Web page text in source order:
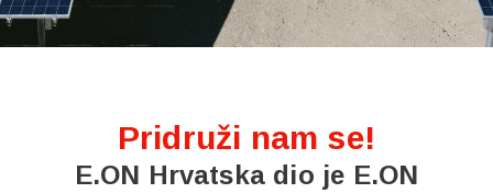
Pridruži nam se!
E.ON Hrvatska dio je E.ON